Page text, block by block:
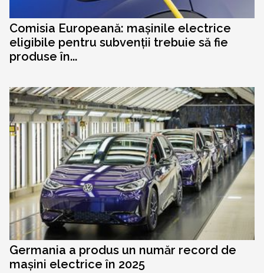
Comisia Europeană: mașinile electrice
eligibile pentru subvenții trebuie să fie
produse în...
Germania a produs un număr record de
mașini electrice în 2025